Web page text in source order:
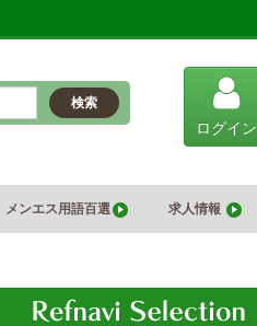
検索
ログイン
メンエス用語百選 求人情報